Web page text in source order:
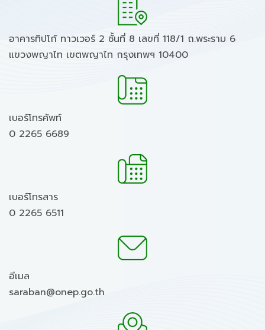
อาคารทิปโก้ ทาวเวอร์ 2 ชั้นที่ 8 เลขที่ 118/1 ถ.พระราม 6
แขวงพญาไท เขตพญาไท กรุงเทพฯ 10400
เบอร์โทรศัพท์
0 2265 6689
เบอร์โทรสาร
0 2265 6511
อีเมล
saraban@onep.go.th